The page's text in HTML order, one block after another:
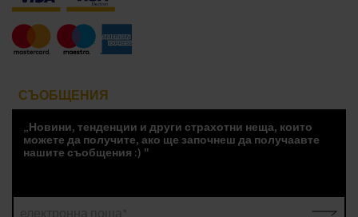
СЪОБЩЕНИЯ
„Новини, тенденции и други страхотни неща, които
можете да получите, ако ще започнеш да получаавте
нашите съобщения :) "